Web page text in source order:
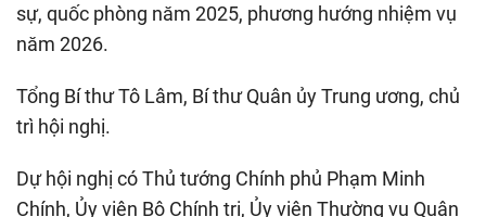
sự, quốc phòng năm 2025, phương hướng nhiệm vụ
năm 2026.
Tổng Bí thư Tô Lâm, Bí thư Quân ủy Trung ương, chủ
trì hội nghị.
Dự hội nghị có Thủ tướng Chính phủ Phạm Minh
Chính, Ủy viên Bộ Chính trị, Ủy viên Thường vụ Quân